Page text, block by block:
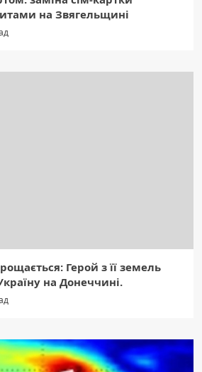
на Звягельщині
Герой з її земель
на Донеччині.